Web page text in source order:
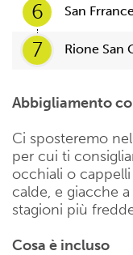
6 San
7 Rione San
Abbigliamento
Ci sposteremo
per cui ti
occhiali o
calde, e giacche
stagioni più
Cosa è incluso